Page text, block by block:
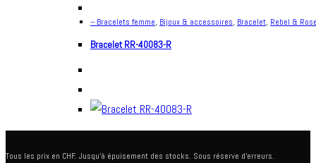
-- Bracelets femme, Bijoux & accessoires, Bracelet, Rebel &
Bracelet RR-40083-R
Tous les prix en CHF. Jusqu'à épuisement des stocks. Sous réserve d'erreurs.